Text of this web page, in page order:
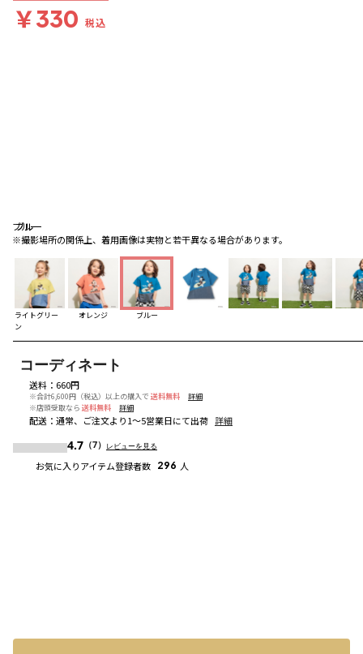
ブルー
※撮影場所の関係上、着用画像は実物と若干異なる場合があります。
ブルー
ブルー
ライトグリー
ン
オレンジ ブルー
コーディネート
送料 ： 660円
※合計6,600円（税込）以上の購入で 送料無料
詳細
※店頭受取なら 送料無料 詳細
配送 ： 通常、ご注文より1～5営業日にて出荷 詳細
4.7 （7） レビューを見る
お気に入りアイテム登録者数 296 人
￥330 税込